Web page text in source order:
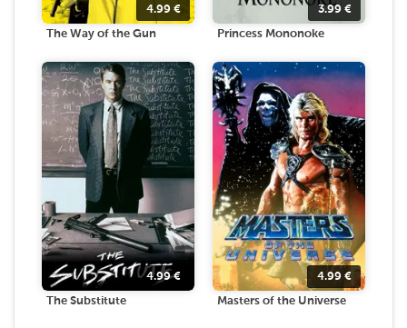
4.99 €
The Way of the Gun
3.99 €
Princess Mononoke
4.99€
The Substitute
4.99 €
Masters of the Universe